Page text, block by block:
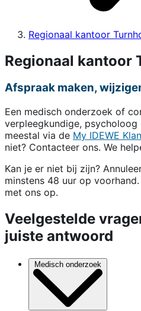
Regionaal kantoor
Regionaal kantoor
Afspraak maken,
Een medisch onderzoek of
verpleegkundige,
meestal via de My IDEWE
niet? Contacteer ons. We
Kan je er niet bij zijn?
minstens 48 uur op
met ons op.
Veelgestelde
juiste antwoord
Medisch onderzoek